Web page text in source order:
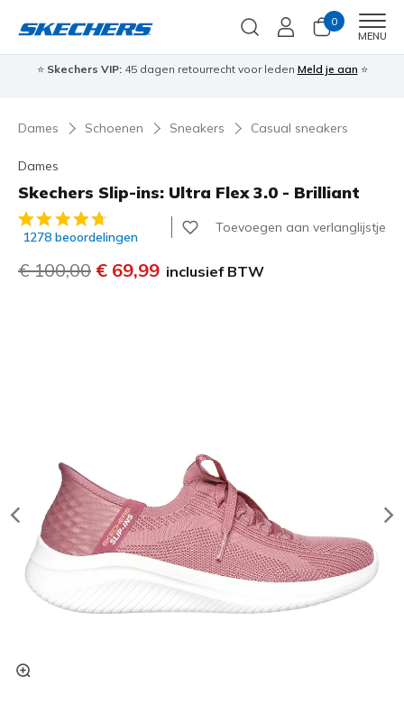
0
MENU
⭐ Skechers VIP:45 dagen retourrecht voor leden Meld je aan ⭐
Dames Schoenen Sneakers Casual sneakers
Dames
Skechers Slip-ins: Ultra Flex 3.0 - Brilliant
4,1 van de 5 klantbeoordelingen
1278 beoordelingen
Toevoegen aan verlanglijstje
Prijs verlaagd van
€ 100,00 naar
€ 69,99 inclusief BTW